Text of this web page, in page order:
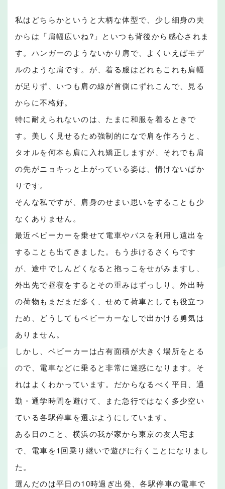
私はどちらかというと大柄な体型で、少し細身の夫
からは「肩幅広いね?」といつも背後から感心されま
す。ハンガーのようないかり肩で、よくいえばモデ
ルのような肩です。が、着る服はどれもこれも肩幅
が足りず、いつも肩の線が首側にずれこんで、見る
からに不格好。
特に耐えられないのは、たまに和服を着るときで
す。美しく見せるため強制的になで肩を作ろうと、
タオルを何本も肩に入れ矯正しますが、それでも肩
の先がニョキっと上がっている姿は、情けないばか
りです。
そんな私ですが、肩身のせまい思いをすることも少
なくありません。
最近ベビーカーを乗せて電車やバスを利用し遠出を
することも出てきました。もう歩けるさくらです
が、途中でしんどくなると抱っこをせがみますし、
外出先で昼寝をするとその重みはずっしり。外出時
の荷物もまだまだ多く、せめて荷車としても役立つ
ため、どうしてもベビーカーなしで出かける勇気は
ありません。
しかし、ベビーカーは占有面積が大きく場所をとる
ので、電車などに乗ると非常に迷惑になります。そ
れはよくわかっています。だからなるべく平日、通
勤・通学時間を避けて、また急行ではなく多少空い
ている各駅停車を選ぶようにしています。
ある日のこと、横浜の我が家から東京の友人宅ま
で、電車を1回乗り継いで遊びに行くことになりまし
た。
選んだのは平日の10時過ぎ出発、各駅停車の電車で